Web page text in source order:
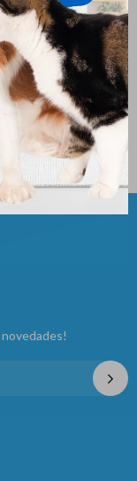
Raza Pequeña
* 10 Kg
3.587 $3.990